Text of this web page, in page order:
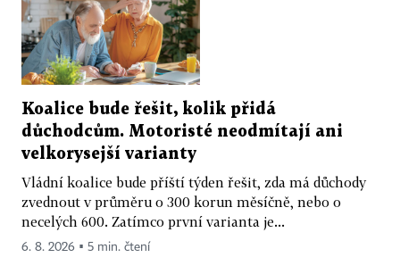
Koalice bude řešit, kolik přidá
důchodcům. Motoristé neodmítají ani
velkorysejší varianty
Vládní koalice bude příští týden řešit, zda má důchody
zvednout v průměru o 300 korun měsíčně, nebo o
necelých 600. Zatímco první varianta je...
6. 8. 2026 ▪ 5 min. čtení